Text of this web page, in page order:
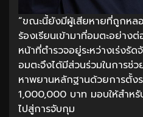
“ขณะนี้ยังมีผู้เสียหายที่ถูกหล
ร้องเรียนเข้ามาที่อมตะอย่าง
หน้าที่ตำรวจอยู่ระหว่างเร่ง
อมตะจึงได้มีส่วนร่วมในการช่
หาพยานหลักฐานด้วยการตั้ง
1,000,000 บาท มอบให้สำหรั
ไปสู่การจับกุม